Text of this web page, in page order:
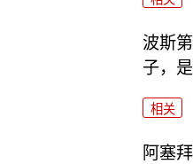
波斯
子，
相关
阿塞